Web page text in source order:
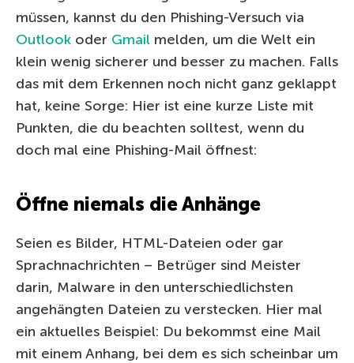
müssen, kannst du den Phishing-Versuch via
Outlook oder Gmail melden, um die Welt ein
klein wenig sicherer und besser zu machen. Falls
das mit dem Erkennen noch nicht ganz geklappt
hat, keine Sorge: Hier ist eine kurze Liste mit
Punkten, die du beachten solltest, wenn du
doch mal eine Phishing-Mail öffnest:
Öffne niemals die Anhänge
Seien es Bilder, HTML-Dateien oder gar
Sprachnachrichten – Betrüger sind Meister
darin, Malware in den unterschiedlichsten
angehängten Dateien zu verstecken. Hier mal
ein aktuelles Beispiel: Du bekommst eine Mail
mit einem Anhang, bei dem es sich scheinbar um